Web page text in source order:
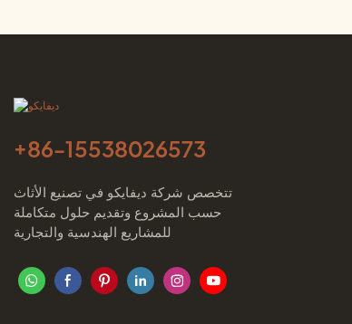
+86-15538026573
تتخصص شركة ديفايكو في تصنيع الأثاث
حسب المشروع وتقديم حلول متكاملة
للمشاريع الهندسية والتجارية